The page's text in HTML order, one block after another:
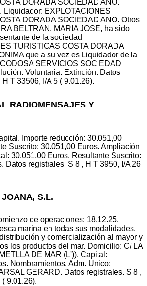
DORADA SOCIEDAD ANO.
Liquidador: EXPLOTACIONES
DORADA SOCIEDAD ANO. Otros
BELTRAN, MARIA JOSE, ha sido
de la sociedad
TURISTICAS COSTA DORADA
que a su vez es Liquidador de la
SERVICIOS SOCIEDAD
Voluntaria. Extinción. Datos
T 33506, I/A 5 ( 9.01.26).
RADIOMENSAJES Y
Importe reducción: 30.051,00
Suscrito: 30.051,00 Euros. Ampliación
30.051,00 Euros. Resultante Suscrito:
Datos registrales. S 8 , H T 3950, I/A 26
JOANA, S.L.
de operaciones: 18.12.25.
marina en todas sus modalidades.
y comercialización al mayor y
los productos del mar. Domicilio: C/ LA
DE MAR (L')). Capital:
Nombramientos. Adm. Unico:
GERARD. Datos registrales. S 8 ,
( 9.01.26).